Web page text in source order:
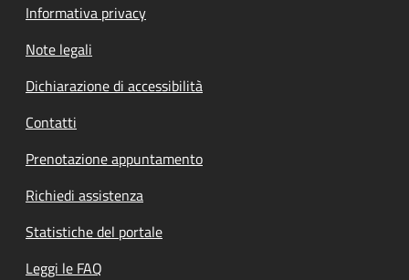
Informativa privacy
Note legali
Dichiarazione di accessibilità
Contatti
Prenotazione appuntamento
Richiedi assistenza
Statistiche del portale
Leggi le FAQ